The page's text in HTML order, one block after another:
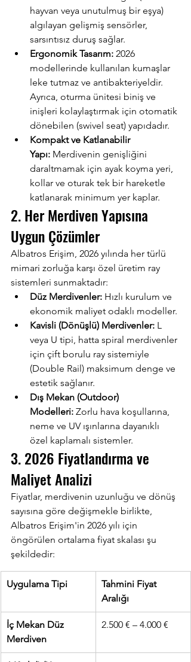
hayvan veya unutulmuş bir eşya)
algılayan gelişmiş sensörler,
sarsıntısız duruş sağlar.
Ergonomik Tasarım: 2026
modellerinde kullanılan kumaşlar
leke tutmaz ve antibakteriyeldir.
Ayrıca, oturma ünitesi biniş ve
inişleri kolaylaştırmak için otomatik
dönebilen (swivel seat) yapıdadır.
Kompakt ve Katlanabilir
Yapı: Merdivenin genişliğini
daraltmamak için ayak koyma yeri,
kollar ve oturak tek bir hareketle
katlanarak minimum yer kaplar.
2. Her Merdiven Yapısına
Uygun Çözümler
Albatros Erişim, 2026 yılında her türlü
mimari zorluğa karşı özel üretim ray
sistemleri sunmaktadır:
Düz Merdivenler: Hızlı kurulum ve
ekonomik maliyet odaklı modeller.
Kavisli (Dönüşlü) Merdivenler: L
veya U tipi, hatta spiral merdivenler
için çift borulu ray sistemiyle
(Double Rail) maksimum denge ve
estetik sağlanır.
Dış Mekan (Outdoor)
Modelleri: Zorlu hava koşullarına,
neme ve UV ışınlarına dayanıklı
özel kaplamalı sistemler.
3. 2026 Fiyatlandırma ve
Maliyet Analizi
Fiyatlar, merdivenin uzunluğu ve dönüş
sayısına göre değişmekle birlikte,
Albatros Erişim'in 2026 yılı için
öngörülen ortalama fiyat skalası şu
şekildedir:
Uygulama Tipi
Tahmini Fiyat
Aralığı
İç Mekan Düz
Merdiven
2.500 € – 4.000 €